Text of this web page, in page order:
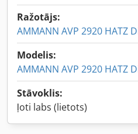
Ražotājs:
AMMANN AVP 2920 HATZ
Modelis:
AMMANN AVP 2920 HATZ
Stāvoklis:
ļoti labs (lietots)